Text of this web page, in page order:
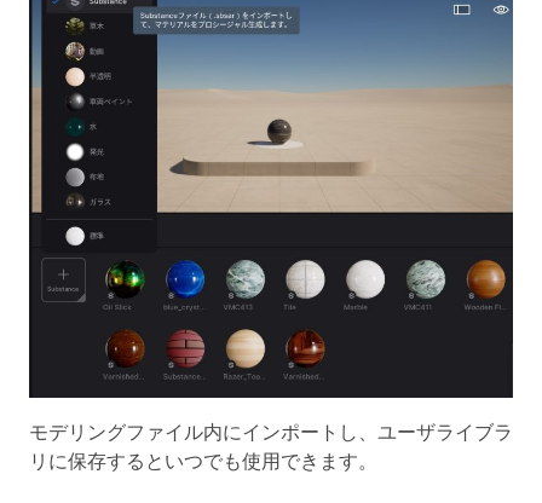
モデリングファイル内にインポートし、ユーザライブラ
リに保存するといつでも使用できます。